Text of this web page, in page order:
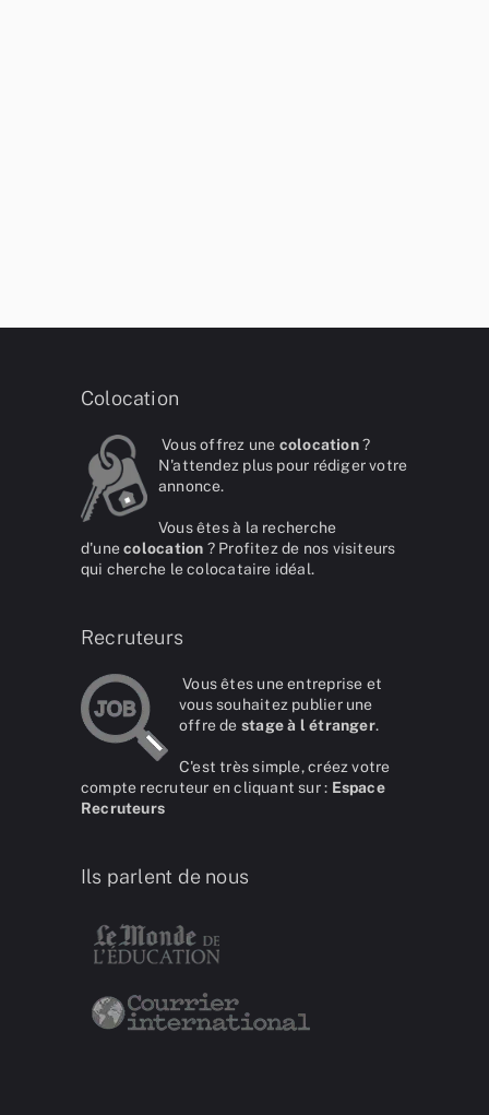
Colocation
Vous offrez une colocation?
N'attendez plus pour rédiger votre
annonce.
Vous êtes à la recherche
d'unecolocation ? Profitez de nos visiteurs
qui cherche le colocataire idéal.
Recruteurs
Vous êtes une entreprise et
vous souhaitez publier une
offre de stage à l étranger.
C'est très simple, créez votre
compte recruteur en cliquant sur : Espace
Recruteurs
Ils parlent de nous